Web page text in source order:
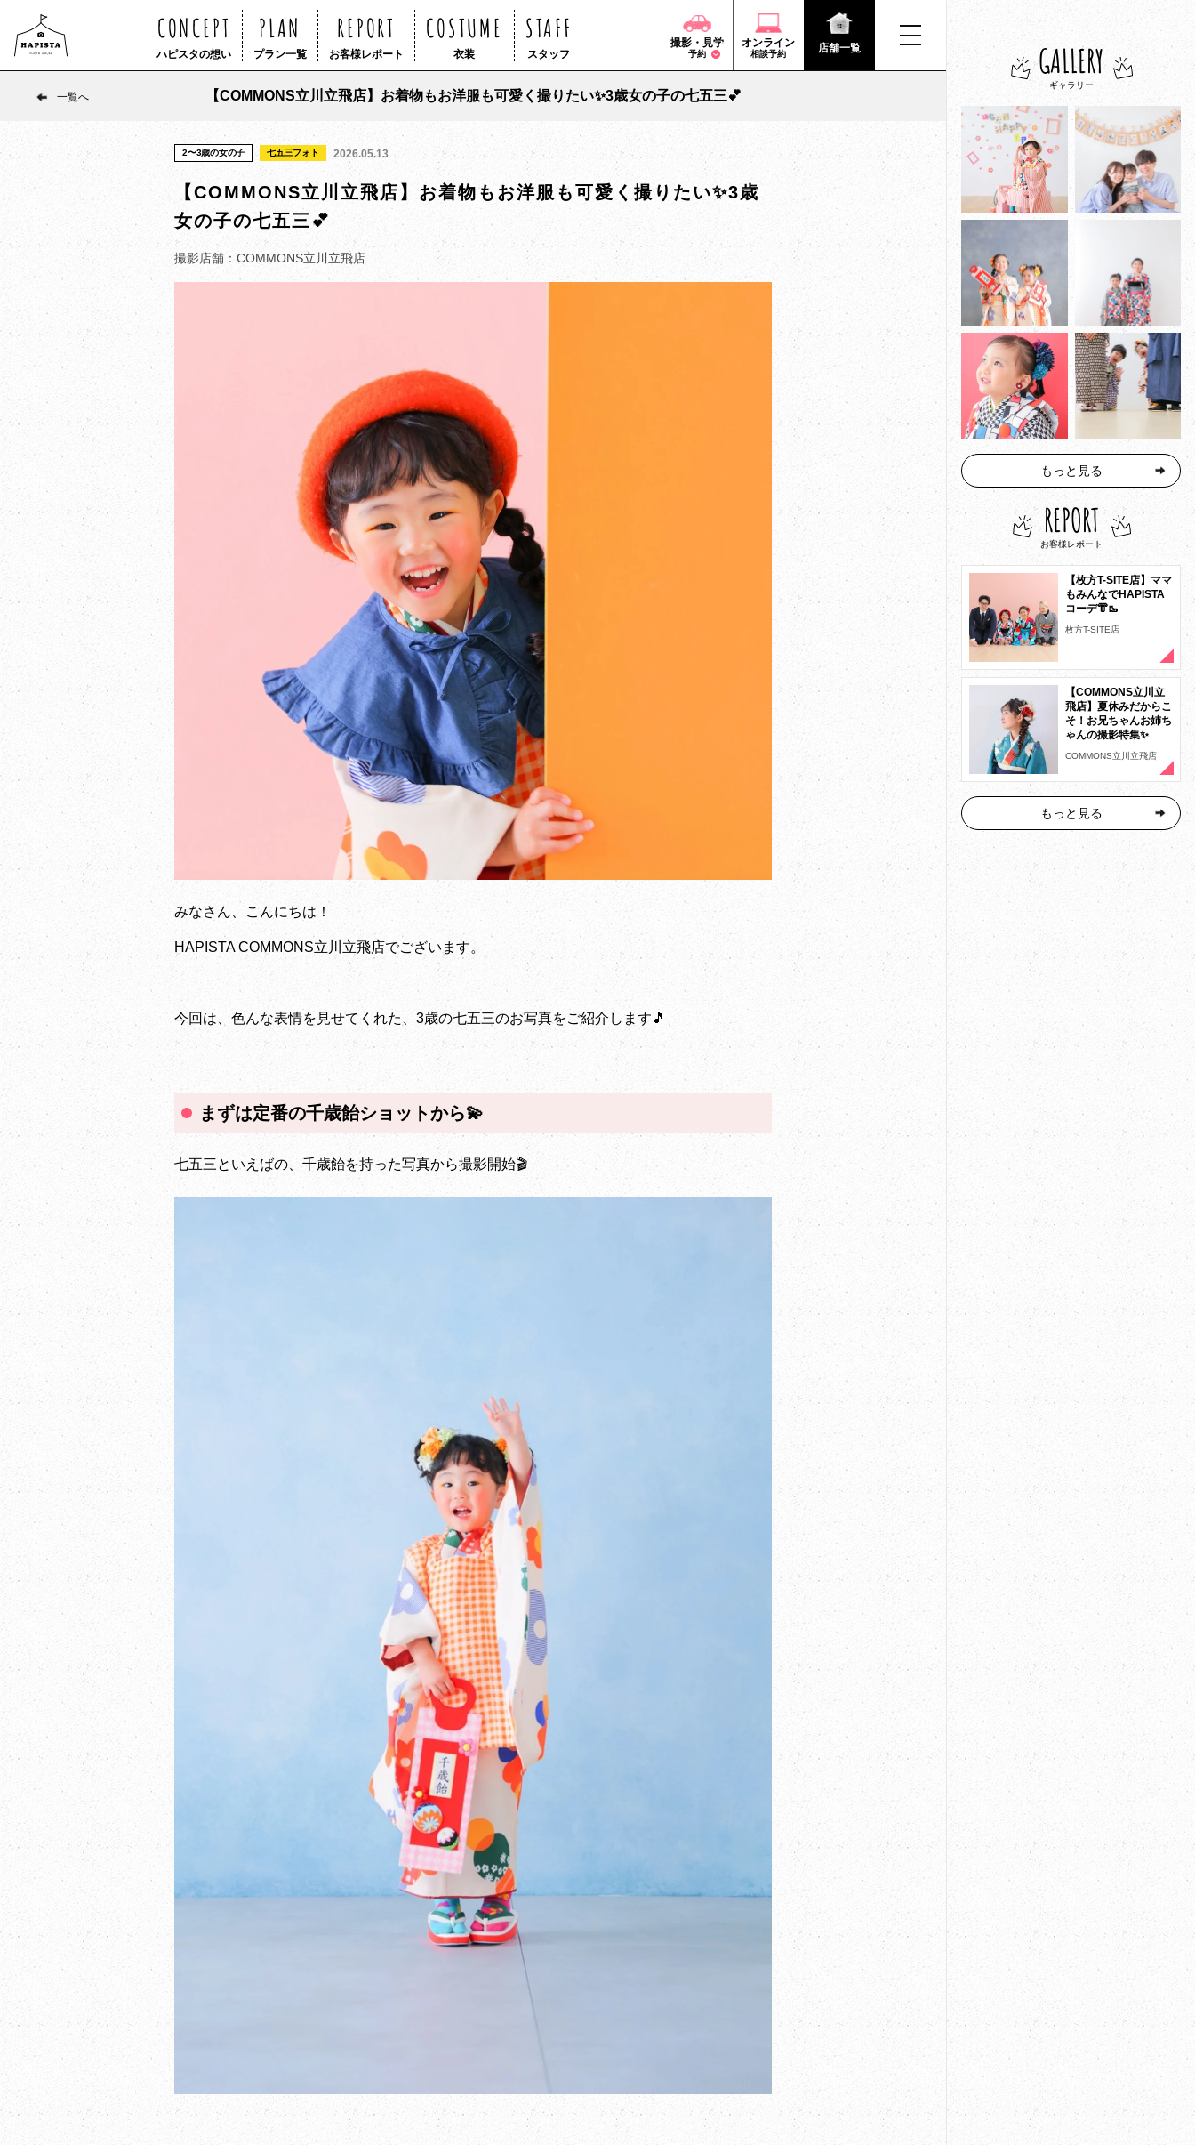
CONCEPT
ハピスタの想い
PLAN
プラン一覧
REPORT
お客様レポート
COSTUME
衣装
STAFF
スタッフ
撮影・見学
予約
オンライン
相談予約 店舗一覧
一覧へ 【COMMONS立川立飛店】お着物もお洋服も可愛く撮りたい✨3歳女の子の七五三💕
2〜3歳の女の子 七五三フォト 2026.05.13
【COMMONS立川立飛店】お着物もお洋服も可愛く撮りたい✨3歳
女の子の七五三💕
撮影店舗：COMMONS立川立飛店
みなさん、こんにちは！
HAPISTA COMMONS立川立飛店でございます。
今回は、色んな表情を見せてくれた、3歳の七五三のお写真をご紹介します🎵
まずは定番の千歳飴ショットから💫
七五三といえばの、千歳飴を持った写真から撮影開始🎬
GALLERY
ギャラリー
もっと見る
REPORT
お客様レポート
【枚方T-SITE店】ママ
もみんなでHAPISTA
コーデ👘🥾
枚方T-SITE店
【COMMONS立川立
飛店】夏休みだからこ
そ！お兄ちゃんお姉ち
ゃんの撮影特集✨
COMMONS立川立飛店
もっと見る